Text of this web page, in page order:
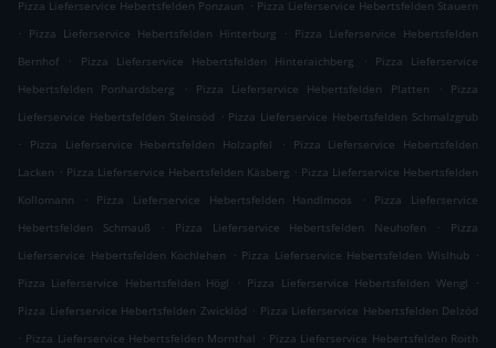
Pizza Lieferservice Hebertsfelden Ponzaun
Pizza Lieferservice Hebertsfelden Stauern
. Pizza Lieferservice Hebertsfelden Hinterburg . Pizza Lieferservice Hebertsfelden
Bernhof
. Pizza Lieferservice Hebertsfelden Hinteraichberg .
Pizza Lieferservice
Hebertsfelden Ponhardsberg
. Pizza Lieferservice Hebertsfelden Platten .
Pizza
Lieferservice Hebertsfelden Steinsöd . Pizza Lieferservice Hebertsfelden Schmalzgrub
.
Pizza Lieferservice Hebertsfelden Holzapfel .
Pizza Lieferservice Hebertsfelden
Lacken . Pizza Lieferservice Hebertsfelden Käsberg . Pizza Lieferservice Hebertsfelden
Kollomann
. Pizza Lieferservice Hebertsfelden Handlmoos .
Pizza Lieferservice
Hebertsfelden Schmauß
. Pizza Lieferservice Hebertsfelden Neuhofen .
Pizza
Lieferservice Hebertsfelden Kochlehen
. Pizza Lieferservice Hebertsfelden Wislhub .
Pizza Lieferservice Hebertsfelden Högl
. Pizza Lieferservice Hebertsfelden Wengl
.
Pizza Lieferservice Hebertsfelden Zwicklöd . Pizza Lieferservice Hebertsfelden Delzöd
. Pizza Lieferservice Hebertsfelden Mornthal . Pizza Lieferservice Hebertsfelden Roith